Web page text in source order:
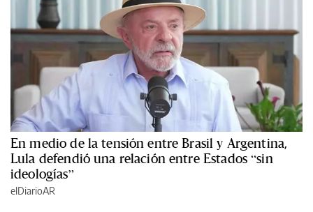
En medio de la tensión entre Brasil y Argentina,
Lula defendió una relación entre Estados “sin
ideologías”
elDiarioAR